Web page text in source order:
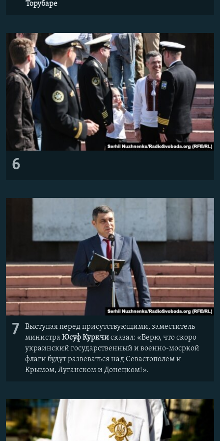
Торубаре
6
7
Выступая перед присутствующими, заместитель
министра Юсуф Куркчисказал: «Верю, что скоро
украинский государственный и военно-мосркой
флаги будут развеваться над Севастополем и
Крымом, Луганском и Донецком!».